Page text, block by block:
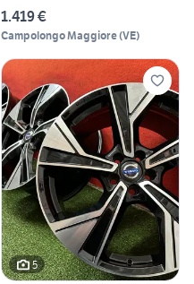
1.419 €
Campolongo Maggiore(VE)
5